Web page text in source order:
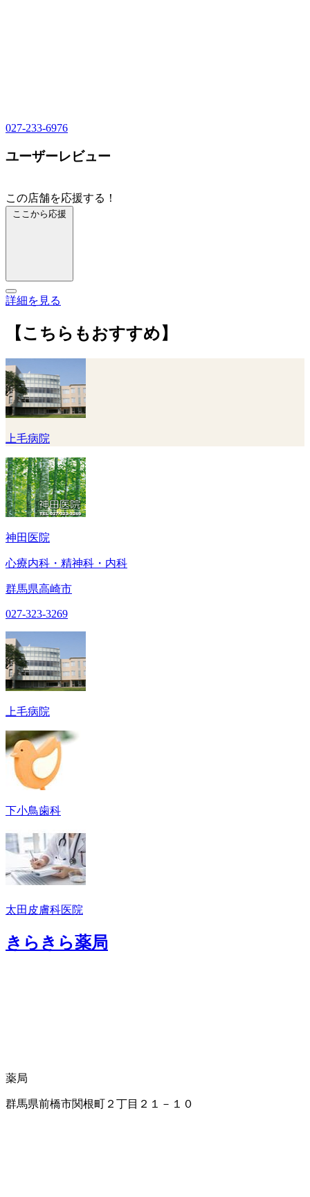
027-233-6976
ユーザーレビュー
この店舗を応援する！
ここから応援
詳細を見る
【こちらもおすすめ】
上毛病院
神田医院
心療内科・精神科・内科
群馬県高崎市
027-323-3269
上毛病院
下小鳥歯科
太田皮膚科医院
きらきら薬局
薬局
群馬県前橋市関根町２丁目２１－１０